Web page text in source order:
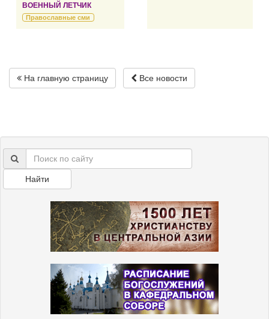
ВОЕННЫЙ ЛЕТЧИК
Православные сми
На главную страницу Все новости
Найти